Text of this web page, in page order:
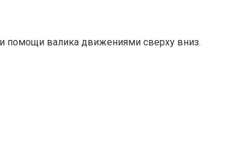
помощи валика движениями сверху вниз.